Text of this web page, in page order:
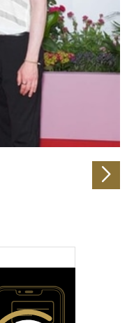
und Anzeigen zu
Medien anbieten
Website zu
zu Ihrer
Partner für
weiter. Unsere
mit
ihnen bereitgestellt